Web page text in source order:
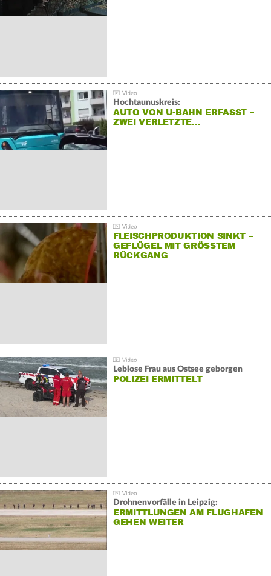
Hochtaunuskreis:
AUTO VON U-BAHN ERFASST –
ZWEI VERLETZTE…
FLEISCHPRODUKTION SINKT –
GEFLÜGEL MIT GRÖSSTEM R
ÜCKGANG
Leblose Frau aus Ostsee geborgen
POLIZEI ERMITTELT
Drohnenvorfälle in Leipzig:
ERMITTLUNGEN AM FLUGHAFEN
GEHEN WEITER